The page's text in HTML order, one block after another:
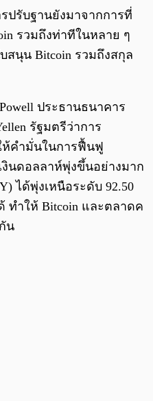
ปรับฐานยังมาจากการที่
รวมถึงท่าทีในหลาย ๆ
สนุน Bitcoin รวมถึงสกุล
ประธานธนาคาร
รัฐมตรีว่าการ
ห้คำมั่นในการฟื้นฟู
งินดอลลาห์พุ่งขึ้นอย่างมาก
ได้พุ่งเหนือระดับ 92.50
ำให้ Bitcoin และตลาดค
น